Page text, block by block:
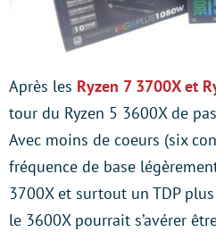
Après les Ryzen 7 3700X et
tour du Ryzen 5 3600X de
Avec moins de coeurs (six
fréquence de base
3700X et surtout un TDP
le 3600X pourrait s’avérer